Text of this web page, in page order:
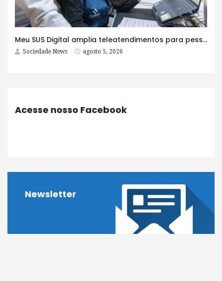
Meu SUS Digital amplia teleatendimentos para pessoas com problemas com jogos e apostas
Sociedade News agosto 5, 2026
Acesse nosso Facebook
Newsletter